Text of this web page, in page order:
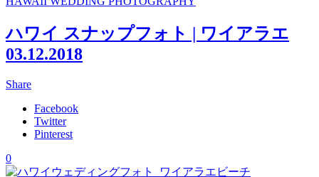
ハワイ スナップフォト | ワイアラエ
03.12.2018
Share
Facebook
Twitter
Pinterest
0